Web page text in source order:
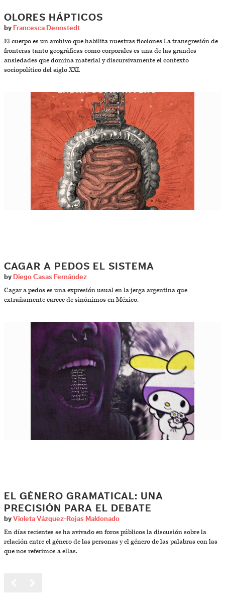
OLORES HÁPTICOS
by Francesca Dennstedt
El cuerpo es un archivo que habilita nuestras ficciones La transgresión de
fronteras tanto geográficas como corporales es una de las grandes
ansiedades que domina material y discursivamente el contexto
sociopolítico del siglo XXI.
CAGAR A PEDOS EL SISTEMA
by Diego Casas Fernández
Cagar a pedos es una expresión usual en la jerga argentina que
extrañamente carece de sinónimos en México.
EL GÉNERO GRAMATICAL: UNA
PRECISIÓN PARA EL DEBATE
by Violeta Vázquez-Rojas Maldonado
En días recientes se ha avivado en foros públicos la discusión sobre la
relación entre el género de las personas y el género de las palabras con las
que nos referimos a ellas.